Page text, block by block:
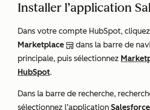
Installer l’application
Dans votre compte HubSpot,
Marketplace
dans la barre de
principale, puis sélectionnez
HubSpot.
Dans la barre de recherche,
sélectionnez l’application Salesforce